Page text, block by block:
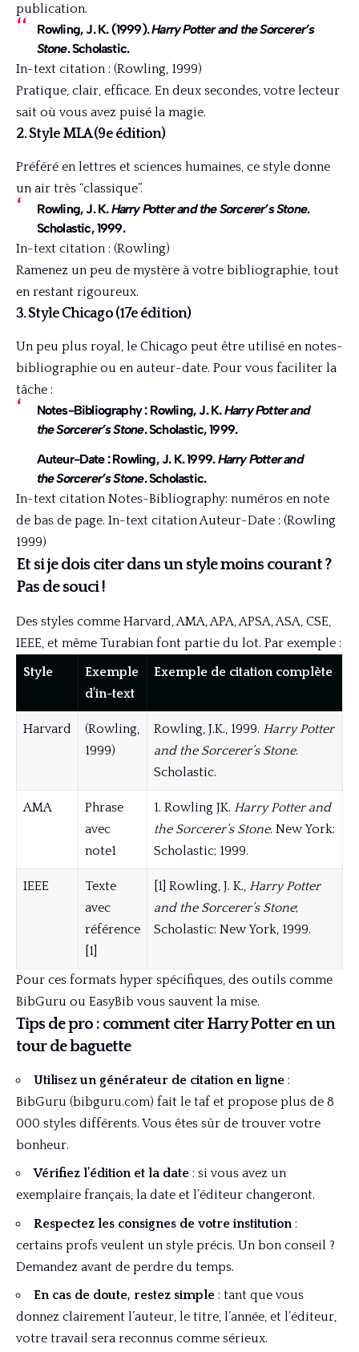
publication.
Rowling, J. K.(1999).Harry Potter and the Sorcerer’s
Stone. Scholastic.
In-text citation : (Rowling, 1999)
Pratique, clair, efficace. En deux secondes, votre lecteur
sait où vous avez puisé la magie.
2. Style MLA (9e édition)
Préféré en lettres et sciences humaines, ce style donne
un air très “classique”.
Rowling, J. K.Harry Potter and the Sorcerer’s Stone.
Scholastic, 1999.
In-text citation : (Rowling)
Ramenez un peu de mystère à votre bibliographie, tout
en restant rigoureux.
3. Style Chicago (17e édition)
Un peu plus royal, le Chicago peut être utilisé en notes-
bibliographie ou en auteur-date. Pour vous faciliter la
tâche :
Notes-Bibliography : Rowling, J. K.Harry Potter and
the Sorcerer’s Stone. Scholastic, 1999.
Auteur-Date : Rowling, J. K. 1999.Harry Potter and
the Sorcerer’s Stone. Scholastic.
In-text citation Notes-Bibliography: numéros en note
de bas de page. In-text citation Auteur-Date : (Rowling
1999)
Et si je dois citer dans un style moins courant ?
Pas de souci !
Des styles comme Harvard, AMA, APA, APSA, ASA, CSE,
IEEE, et même Turabian font partie du lot. Par exemple :
Style
Exemple
d’in-text
Exemple de citation complète
Harvard
(Rowling,
1999)
Rowling, J.K., 1999. Harry Potter
and the Sorcerer’s Stone.
Scholastic.
AMA
Phrase
avec
note1
1. Rowling JK. Harry Potter and
the Sorcerer’s Stone. New York:
Scholastic; 1999.
IEEE
Texte
avec
référence
[1]
[1] Rowling, J. K., Harry Potter
and the Sorcerer’s Stone;
Scholastic: New York, 1999.
Pour ces formats hyper spécifiques, des outils comme
BibGuru ou EasyBib vous sauvent la mise.
Tips de pro : comment citer Harry Potter en un
tour de baguette
Utilisez un générateur de citation en ligne :
BibGuru (bibguru.com) fait le taf et propose plus de 8
000 styles différents. Vous êtes sûr de trouver votre
bonheur.
Vérifiez l’édition et la date : si vous avez un
exemplaire français, la date et l’éditeur changeront.
Respectez les consignes de votre institution:
certains profs veulent un style précis. Un bon conseil ?
Demandez avant de perdre du temps.
En cas de doute, restez simple : tant que vous
donnez clairement l’auteur, le titre, l’année, et l’éditeur,
votre travail sera reconnus comme sérieux.